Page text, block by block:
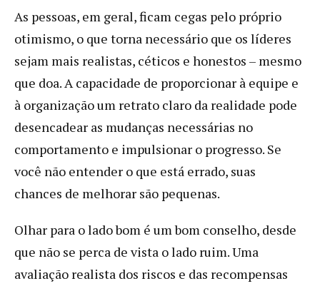
As pessoas, em geral, ficam cegas pelo próprio
otimismo, o que torna necessário que os líderes
sejam mais realistas, céticos e honestos – mesmo
que doa. A capacidade de proporcionar à equipe e
à organização um retrato claro da realidade pode
desencadear as mudanças necessárias no
comportamento e impulsionar o progresso. Se
você não entender o que está errado, suas
chances de melhorar são pequenas.
Olhar para o lado bom é um bom conselho, desde
que não se perca de vista o lado ruim. Uma
avaliação realista dos riscos e das recompensas